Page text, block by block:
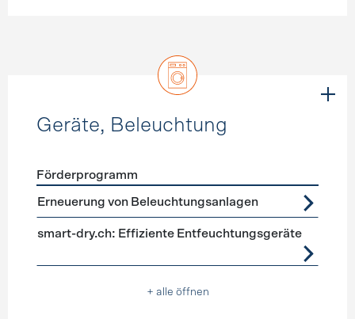
Geräte, Beleuchtung
Förderprogramme Geräte, Beleuchtung
Förderprogramm
Erneuerung von Beleuchtungsanlagen
smart-dry.ch: Effiziente Entfeuchtungsgeräte
+ alle öffnen